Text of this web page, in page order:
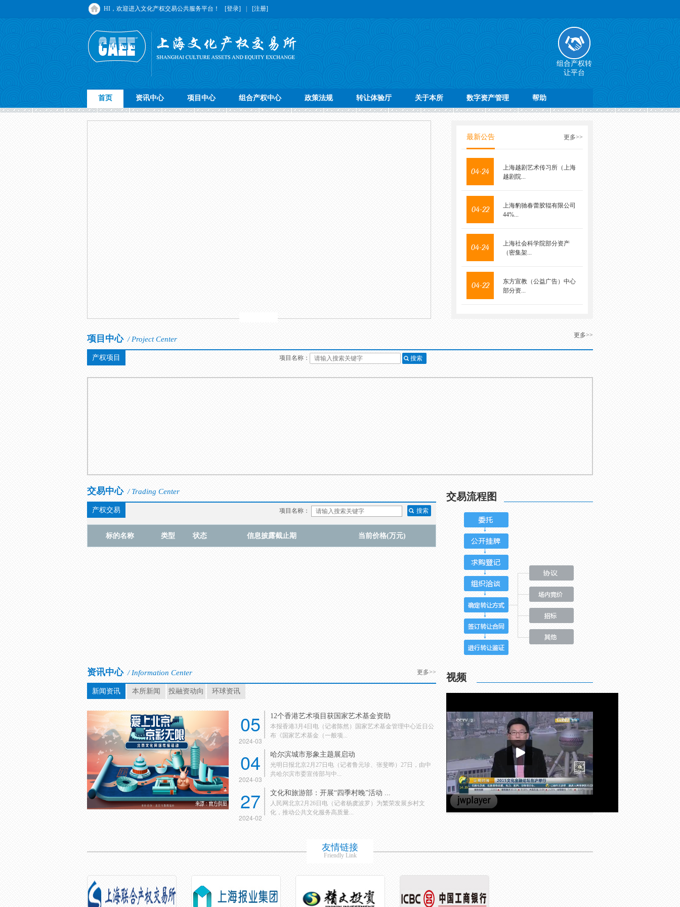
HI，欢迎进入文化产权交易公共服务平台！ [登录] [注册]
组合产权转
让平台
首页 资讯中心 项目中心 组合产权中心 政策法规 转让体验厅 关于本所 数字资产管理 帮助
更多>>
最新公告
04-24
上海越剧艺术传习所（上海
越剧院...
04-22
上海豹驰春蕾胶辊有限公司
44%...
04-24
上海社会科学院部分资产
（密集架...
04-22
东方宣教（公益广告）中心
部分资...
更多>>
项目中心 / Project Center
产权项目 项目名称：
交易中心 / Trading Center
产权交易 项目名称：
标的名称 类型 状态 信息披露截止期 当前价格(万元)
交易流程图
更多>>
资讯中心 / Information Center
新闻资讯 本所新闻 投融资动向 环球资讯
05
2024-03
12个香港艺术项目获国家艺术基金资助
本报香港3月4日电（记者陈然）国家艺术基金管理中心近日公
布《国家艺术基金（一般项...
04
2024-03
哈尔滨城市形象主题展启动
光明日报北京2月27日电（记者鲁元珍、张斐晔）27日，由中
共哈尔滨市委宣传部与中...
27
2024-02
文化和旅游部：开展“四季村晚”活动 ...
人民网北京2月26日电（记者杨虞波罗）为繁荣发展乡村文
化，推动公共文化服务高质量...
视频
友情链接
Friendly Link